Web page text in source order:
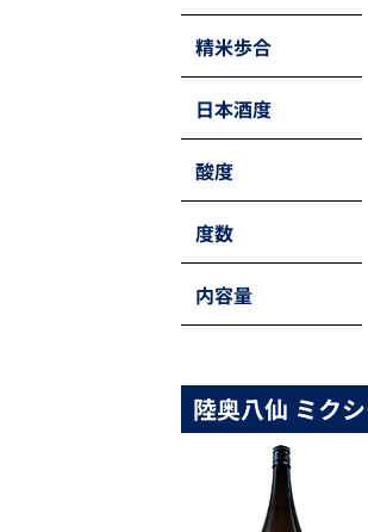
精米歩合
日本酒度
酸度
度数
内容量
陸奥八仙 ミク